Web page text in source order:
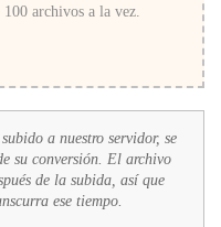
archivos a la vez.
a nuestro servidor, se
su conversión. El archivo
de la subida, así que
ese tiempo.